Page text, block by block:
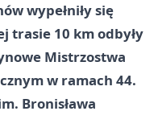
wypełniły się
trasie 10 km odbyły
Mistrzostwa
w ramach 44.
Bronisława